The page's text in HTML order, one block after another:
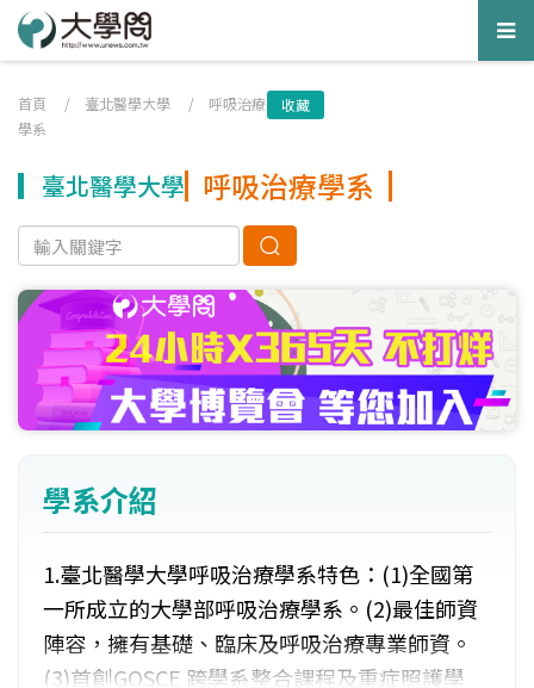
首頁 / 臺北醫學大學 / 呼吸治療
學系
收藏
臺北醫學大學 呼吸治療學系
學系介紹
1.臺北醫學大學呼吸治療學系特色：(1)全國第
一所成立的大學部呼吸治療學系。(2)最佳師資
陣容，擁有基礎、臨床及呼吸治療專業師資。
(3)首創GOSCE 跨學系整合課程及重症照護學